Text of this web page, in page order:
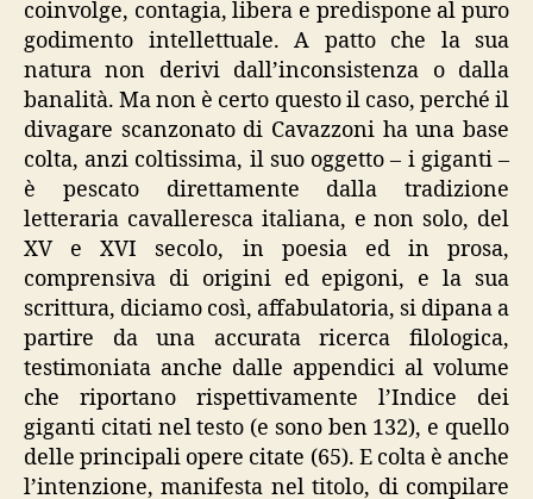
coinvolge, contagia, libera e predispone al puro
godimento intellettuale. A patto che la sua
natura non derivi dall’inconsistenza o dalla
banalità. Ma non è certo questo il caso, perché il
divagare scanzonato di Cavazzoni ha una base
colta, anzi coltissima, il suo oggetto – i giganti –
è pescato direttamente dalla tradizione
letteraria cavalleresca italiana, e non solo, del
XV e XVI secolo, in poesia ed in prosa,
comprensiva di origini ed epigoni, e la sua
scrittura, diciamo così, affabulatoria, si dipana a
partire da una accurata ricerca filologica,
testimoniata anche dalle appendici al volume
che riportano rispettivamente l’Indice dei
giganti citati nel testo (e sono ben 132), e quello
delle principali opere citate (65). E colta è anche
l’intenzione, manifesta nel titolo, di compilare